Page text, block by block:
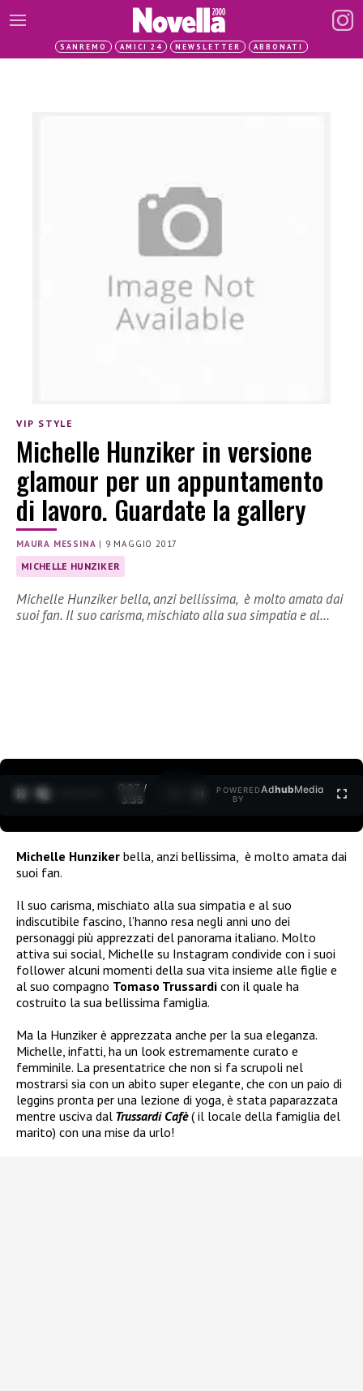
SANREMO AMICI 24 NEWSLETTER ABBONATI
VIP STYLE
Michelle Hunziker in versione
glamour per un appuntamento
di lavoro. Guardate la gallery
MAURA MESSINA | 9 MAGGIO 2017
MICHELLE HUNZIKER
Michelle Hunziker bella, anzi bellissima, è molto amata dai
suoi fan. Il suo carisma, mischiato alla sua simpatia e al…
0:27 /
3:35
POWERED
BY
AdhubMedia
Michelle Hunziker bella, anzi bellissima, è molto amata dai
suoi fan.
Il suo carisma, mischiato alla sua simpatia e al suo
indiscutibile fascino, l’hanno resa negli anni uno dei
personaggi più apprezzati del panorama italiano. Molto
attiva sui social, Michelle su Instagram condivide con i suoi
follower alcuni momenti della sua vita insieme alle figlie e
al suo compagno Tomaso Trussardi con il quale ha
costruito la sua bellissima famiglia.
Ma la Hunziker è apprezzata anche per la sua eleganza.
Michelle, infatti, ha un look estremamente curato e
femminile. La presentatrice che non si fa scrupoli nel
mostrarsi sia con un abito super elegante, che con un paio di
leggins pronta per una lezione di yoga, è stata paparazzata
mentre usciva dal Trussardi Cafè ( il locale della famiglia del
marito) con una mise da urlo!